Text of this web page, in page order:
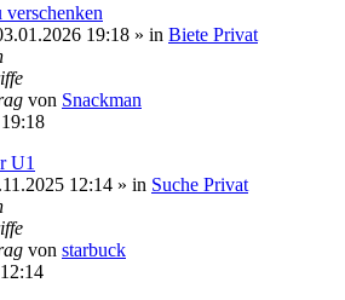
19:18 » in Biete Privat
von Snackman
U1
12:14 » in Suche Privat
von starbuck